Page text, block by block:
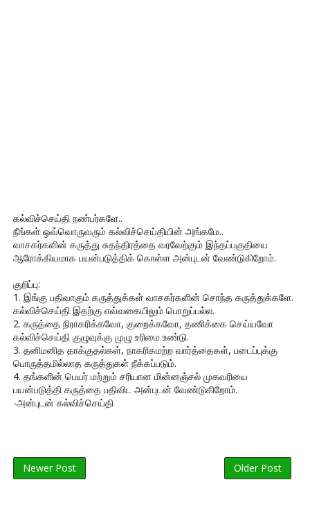
கல்விச்செய்தி நண்பர்களே..
நீங்கள் ஒவ்வொருவரும் கல்விச்செய்தியின் அங்கமே..
வாசகர்களின் கருத்து சுதந்திரத்தை வரவேற்கும் இந்தப்பகுதியை
ஆரோக்கியமாக பயன்படுத்திக் கொள்ள அன்புடன் வேண்டுகிறோம்.
குறிப்பு:
1. இங்கு பதிவாகும் கருத்துக்கள் வாசகர்களின் சொந்த கருத்துக்களே.
கல்விச்செய்தி இதற்கு எவ்வகையிலும் பொறுப்பல்ல.
2. கருத்தை நிராகரிக்கவோ, குறைக்கவோ, தணிக்கை செய்யவோ
கல்விச்செய்தி குழுவுக்கு முழு உரிமை உண்டு.
3. தனிமனித தாக்குதல்கள், நாகரிகமற்ற வார்த்தைகள், படைப்புக்கு
பொருத்தமில்லாத கருத்துகள் நீக்கப்படும்.
4. தங்களின் பெயர் மற்றும் சரியான மின்னஞ்சல் முகவரியை
பயன்படுத்தி கருத்தை பதிவிட அன்புடன் வேண்டுகிறோம்.
-அன்புடன் கல்விச்செய்தி
Newer Post Older Post